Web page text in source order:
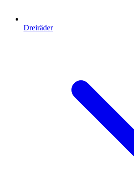
Dreiräder